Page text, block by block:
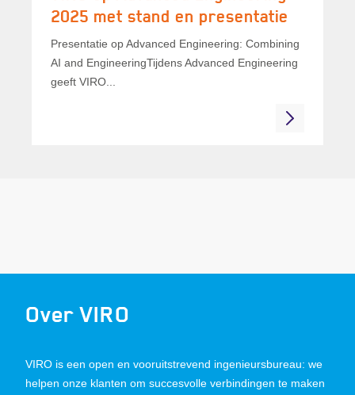
2025 met stand en presentatie
Presentatie op Advanced Engineering: Combining
AI and EngineeringTijdens Advanced Engineering
geeft VIRO...
Over VIRO
VIRO is een open en vooruitstrevend ingenieursbureau: we
helpen onze klanten om succesvolle verbindingen te maken